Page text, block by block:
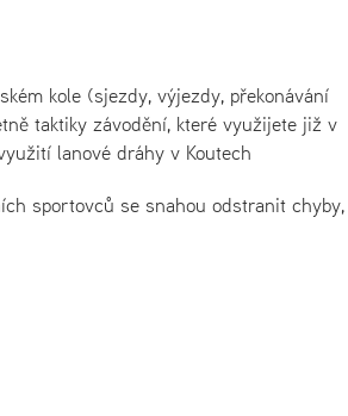
kole (sjezdy, výjezdy, překonávání
taktiky závodění, které využijete již v
lanové dráhy v Koutech
sportovců se snahou odstranit chyby,